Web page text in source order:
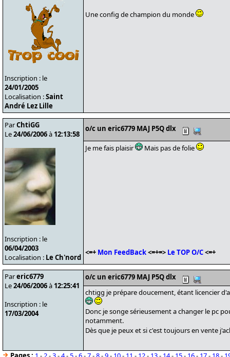
Inscription : le
24/01/2005
Localisation :Saint
André Lez Lille
Une config de champion du monde
ParChtiGG
Le24/06/2006à 12:13:58
Inscription : le
06/04/2003
Localisation : Le Ch'nord
o/c un eric6779 MAJ P5Q dlx
Je me fais plaisir Mais pas de folie
<=+ Mon FeedBack<=+=> Le TOP O/C<=+
Pareric6779
Le24/06/2006à 12:25:41
Inscription : le
17/03/2004
o/c un eric6779 MAJ P5Q dlx
chtigg je prépare doucement, étant licencier
Donc je songe sérieusement a changer le pc
notamment.
Dès que je peux et si c'est toujours en vente